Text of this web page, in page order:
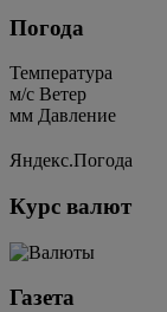
Погода
Температура
м/c Ветер
мм Давление
Яндекс.Погода
Курс валют
Газета